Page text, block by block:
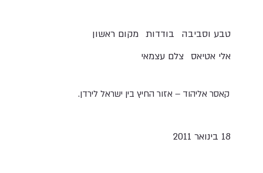
מקום ראשון בודדות
טבע וסביבה
צלם עצמאי אלי אטיאס
קאסר אליהוד – אזור החיץ בין ישראל לירדן.
18 בינואר 2011